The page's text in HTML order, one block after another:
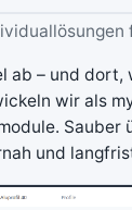
ab – und dort,
wir als
Sauber
und